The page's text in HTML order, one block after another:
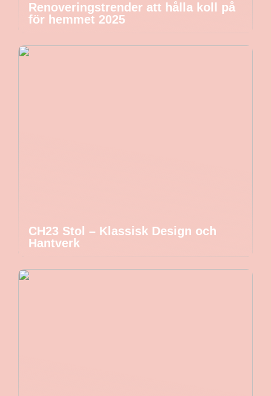
Renoveringstrender att hålla koll på
för hemmet 2025
CH23 Stol – Klassisk Design och
Hantverk